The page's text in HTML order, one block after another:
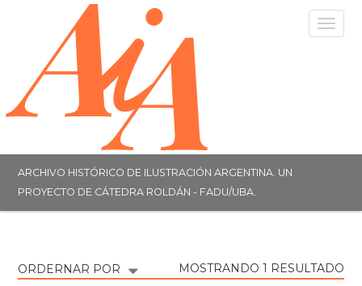
ARCHIVO HISTÓRICO DE ILUSTRACIÓN ARGENTINA. UN
PROYECTO DE CÁTEDRA ROLDÁN - FADU/UBA.
ORDERNAR POR MOSTRANDO 1 RESULTADO